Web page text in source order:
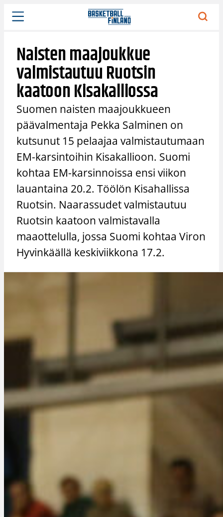
Siirry
sisältöön
Naisten maajoukkue
valmistautuu Ruotsin
kaatoon Kisakalliossa
Suomen naisten maajoukkueen
päävalmentaja Pekka Salminen on
kutsunut 15 pelaajaa valmistautumaan
EM-karsintoihin Kisakallioon. Suomi
kohtaa EM-karsinnoissa ensi viikon
lauantaina 20.2. Töölön Kisahallissa
Ruotsin. Naarassudet valmistautuu
Ruotsin kaatoon valmistavalla
maaottelulla, jossa Suomi kohtaa Viron
Hyvinkäällä keskiviikkona 17.2.